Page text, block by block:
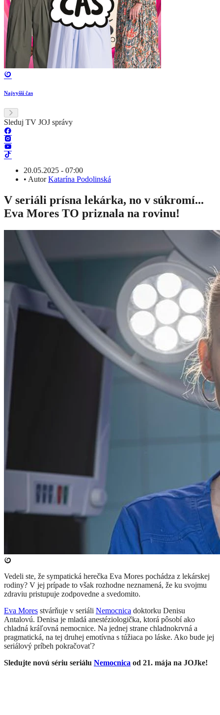
Najvyšší čas
Sleduj TV JOJ správy
20.05.2025 - 07:00
• AutorKatarína Podolinská
V seriáli prísna lekárka, no v súkromí...
Eva Mores TO priznala na rovinu!
Vedeli ste, že sympatická herečka Eva Mores pochádza z lekárskej
rodiny? V jej prípade to však rozhodne neznamená, že ku svojmu
zdraviu pristupuje zodpovedne a svedomito.
Eva Mores stvárňuje v seriáli Nemocnica doktorku Denisu
Antalovú. Denisa je mladá anestéziologička, ktorá pôsobí ako
chladná kráľovná nemocnice. Na jednej strane chladnokrvná a
pragmatická, na tej druhej emotívna s túžiaca po láske. Ako bude jej
seriálový príbeh pokračovať?
Sledujte novú sériu seriálu Nemocnica od 21. mája na JOJke!